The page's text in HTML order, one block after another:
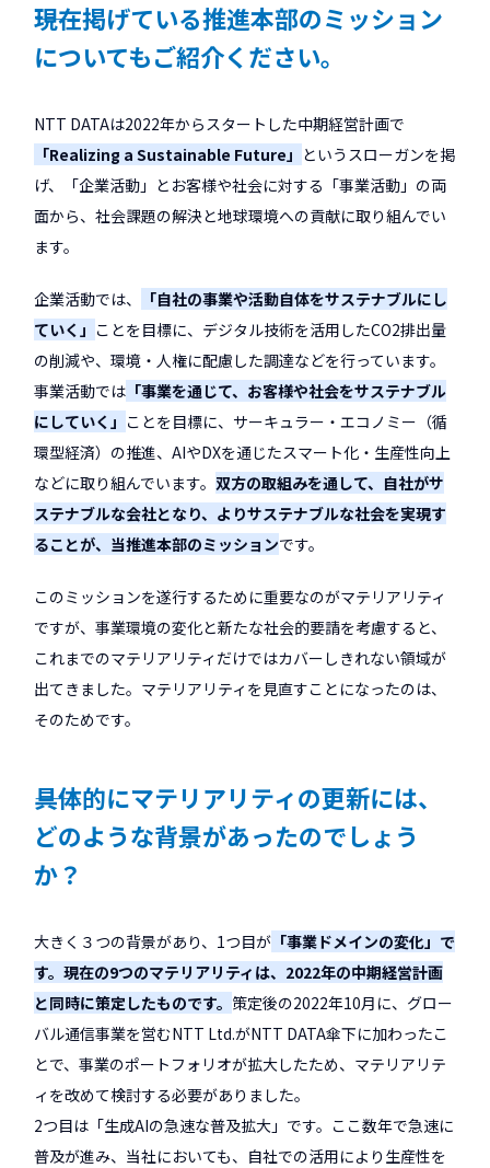
――現在掲げている推進本部のミッション
についてもご紹介ください。
NTT DATAは2022年からスタートした中期経営計画で
「Realizing a Sustainable Future」 というスローガンを掲
げ、「企業活動」とお客様や社会に対する「事業活動」の両
面から、社会課題の解決と地球環境への貢献に取り組んでい
ます。
企業活動では、
「自社の事業や活動自体をサステナブルにし
ていく」 ことを目標に、デジタル技術を活用したCO2排出量
の削減や、環境・人権に配慮した調達などを行っています。
事業活動では 「事業を通じて、お客様や社会をサステナブル
にしていく」 ことを目標に、サーキュラー・エコノミー（循
環型経済）の推進、AIやDXを通じたスマート化・生産性向上
などに取り組んでいます。 双方の取組みを通して、自社がサ
ステナブルな会社となり、よりサステナブルな社会を実現す
ることが、当推進本部のミッションです。
このミッションを遂行するために重要なのがマテリアリティ
ですが、事業環境の変化と新たな社会的要請を考慮すると、
これまでのマテリアリティだけではカバーしきれない領域が
出てきました。マテリアリティを見直すことになったのは、
そのためです。
――具体的にマテリアリティの更新には、
どのような背景があったのでしょう
か？
大きく３つの背景があり、1つ目が 「事業ドメインの変化」で
す。現在の9つのマテリアリティは、2022年の中期経営計画
と同時に策定したものです。 策定後の2022年10月に、グロー
バル通信事業を営むNTT Ltd.がNTT DATA傘下に加わったこ
とで、事業のポートフォリオが拡大したため、マテリアリテ
ィを改めて検討する必要がありました。
2つ目は「生成AIの急速な普及拡大」です。ここ数年で急速に
普及が進み、当社においても、自社での活用により生産性を